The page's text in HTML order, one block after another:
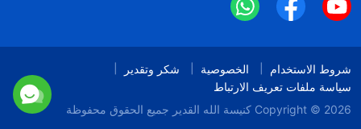
شروط الاستخدام الخصوصية
شكر وتقدير
سياسة ملفات تعريف الارتباط
Copyright © 2026 كنيسة الله القدير جميع الحقوق محفوظة